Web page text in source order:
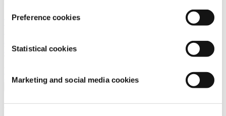
Preference cookies
Statistical cookies
Marketing and social media cookies
Tickets
Veelgestelde Vragen
TICKETS HORECAVA
Over Horecava